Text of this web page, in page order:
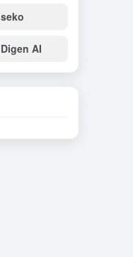
seko
Digen AI